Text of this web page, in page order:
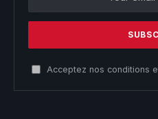
Acceptez nos conditions